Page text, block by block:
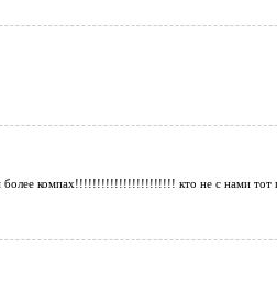
более компах!!!!!!!!!!!!!!!!!!!!!!! кто не с нами тот